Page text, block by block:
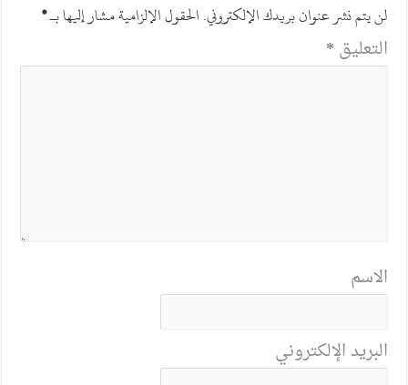
لن يتم نشر عنوان بريدك الإلكتروني.الحقول الإلزامية مشار إليها بـ*
التعليق *
الاسم
البريد الإلكتروني